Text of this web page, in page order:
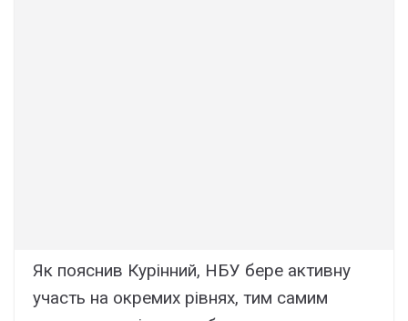
Як пояснив Курінний, НБУ бере активну
участь на окремих рівнях, тим самим